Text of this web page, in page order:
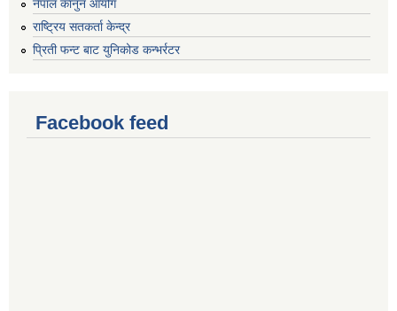
नेपाल कानुन आयोग
राष्ट्रिय सतकर्ता केन्द्र
प्रिती फन्ट बाट युनिकोड कन्भर्रटर
Facebook feed